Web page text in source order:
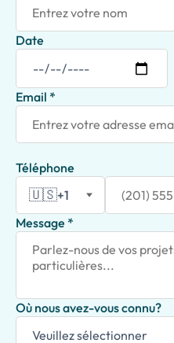
Date
Email *
Téléphone
🇺🇸+1
Message *
Où nous avez-vous connu?